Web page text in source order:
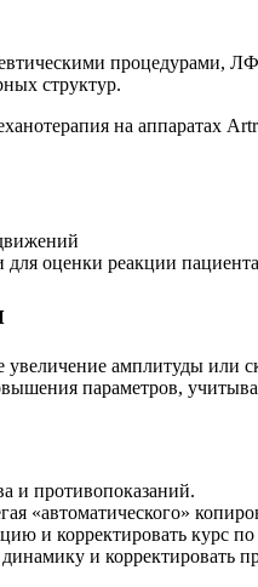
процедурами,
структур.
оценки реакции пациента
амплитуды или
параметров,
и противопоказаний.
«автоматического»
и корректировать курс
и корректировать